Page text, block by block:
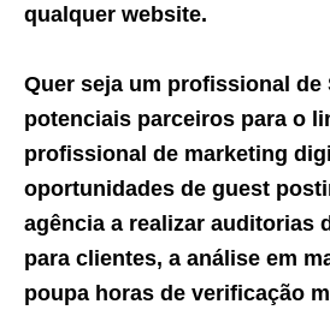
qualquer website.
Quer seja um profissional de
potenciais parceiros para o
profissional de marketing
oportunidades de guest
agência a realizar auditorias
para clientes, a análise em
poupa horas de verificação